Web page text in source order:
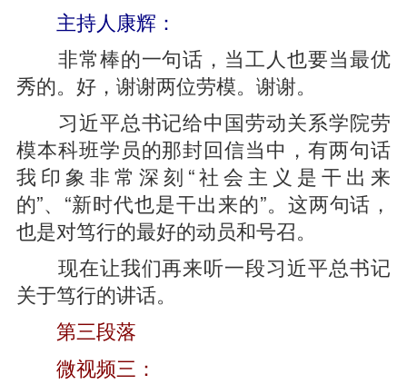
主持人康辉：
非常棒的一句话，当工人也要当最优
秀的。好，谢谢两位劳模。谢谢。
习近平总书记给中国劳动关系学院劳
模本科班学员的那封回信当中，有两句话
我印象非常深刻“社会主义是干出来
的”、“新时代也是干出来的”。这两句话，
也是对笃行的最好的动员和号召。
现在让我们再来听一段习近平总书记
关于笃行的讲话。
第三段落
微视频三：